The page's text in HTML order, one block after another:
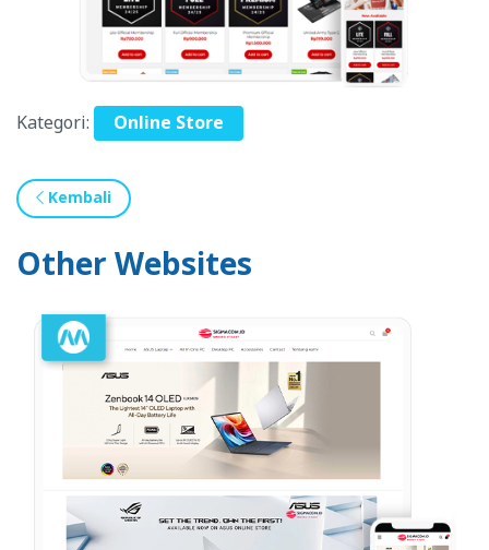
Kategori: Online Store
Kembali
Other Websites